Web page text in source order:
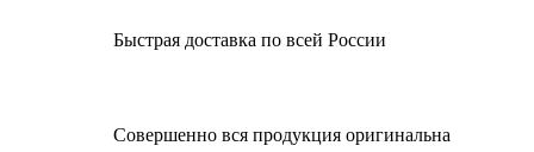
Быстрая доставка по всей России
Совершенно вся продукция оригинальна